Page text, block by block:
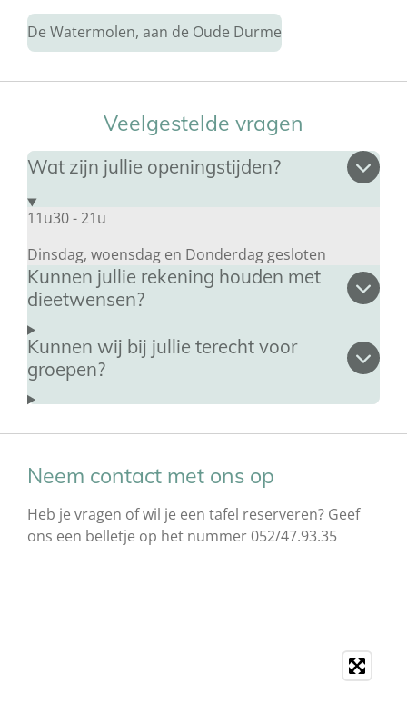
De Watermolen, aan de Oude Durme
Veelgestelde vragen
Wat zijn jullie openingstijden?
11u30 - 21u
Dinsdag, woensdag en Donderdag gesloten
Kunnen jullie rekening houden met
dieetwensen?
Kunnen wij bij jullie terecht voor
groepen?
Neem contact met ons op
Heb je vragen of wil je een tafel reserveren? Geef
ons een belletje op het nummer 052/47.93.35